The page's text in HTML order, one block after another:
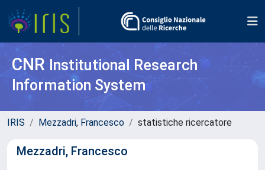
CNR Institutional Research
Information System
IRIS Mezzadri, Francesco statistiche ricercatore
Mezzadri, Francesco